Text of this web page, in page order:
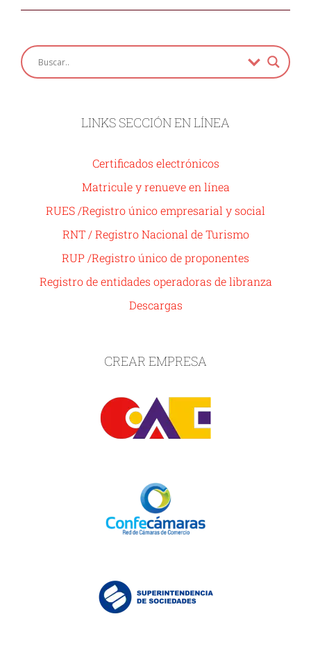
LINKS SECCIÓN EN LÍNEA
Certificados electrónicos
Matricule y renueve en línea
RUES /Registro único empresarial y social
RNT / Registro Nacional de Turismo
RUP /Registro único de proponentes
Registro de entidades operadoras de libranza
Descargas
CREAR EMPRESA